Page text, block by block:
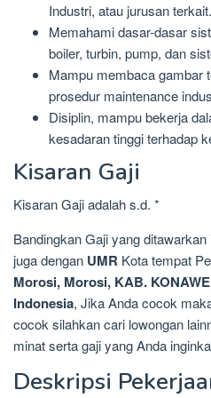
Industri, atau jurusan terkait.
Memahami dasar-dasar
boiler, turbin, pump, dan
Mampu membaca gambar
prosedur maintenance
Disiplin, mampu bekerja
kesadaran tinggi terhadap
Kisaran Gaji
Kisaran Gaji adalah s.d. *
Bandingkan Gaji yang
juga dengan UMR Kota tempat
Morosi, Morosi, KAB.
Indonesia, Jika Anda cocok
cocok silahkan cari lowongan
minat serta gaji yang Anda
Deskripsi